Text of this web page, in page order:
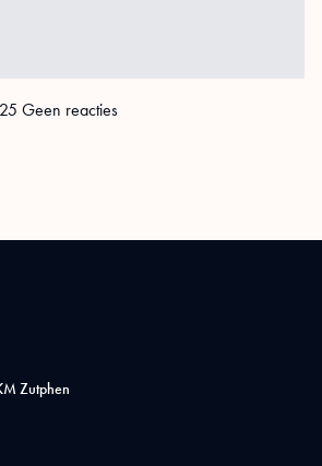
Geen reacties
Zutphen